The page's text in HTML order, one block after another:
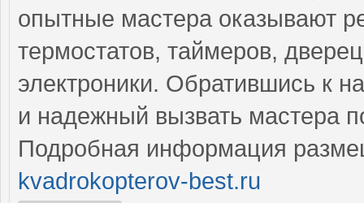
опытные мастера оказывают
термостатов, таймеров,
электроники. Обратившись к
и надежный вызвать мастера
Подробная информация
kvadrokopterov-best.ru